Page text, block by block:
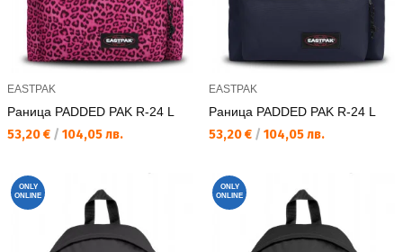
EASTPAK
Раница PADDED PAK R-24 L
Текуща цена:
53,20 € / 104,05 лв.
EASTPAK
Раница PADDED PAK R-24 L
Текуща цена:
53,20 € / 104,05 лв.
ONLY
ONLINE
ONLY
ONLINE